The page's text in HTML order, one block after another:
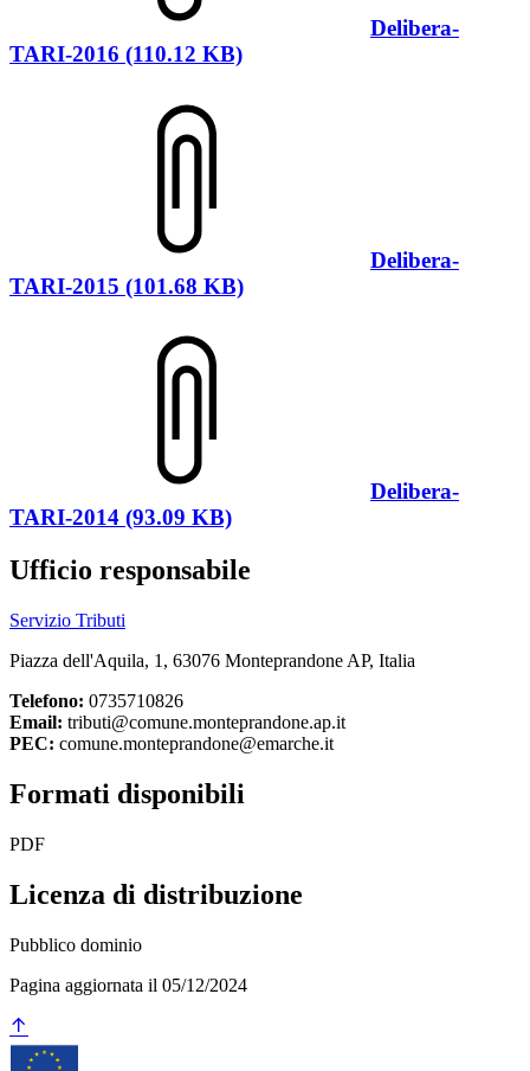
Delibera-
TARI-2016 (110.12 KB)
Delibera-
TARI-2015 (101.68 KB)
Delibera-
TARI-2014 (93.09 KB)
Ufficio responsabile
Servizio Tributi
Piazza dell'Aquila, 1, 63076 Monteprandone AP, Italia
Telefono: 0735710826
Email: tributi@comune.monteprandone.ap.it
PEC: comune.monteprandone@emarche.it
Formati disponibili
PDF
Licenza di distribuzione
Pubblico dominio
Pagina aggiornata il 05/12/2024